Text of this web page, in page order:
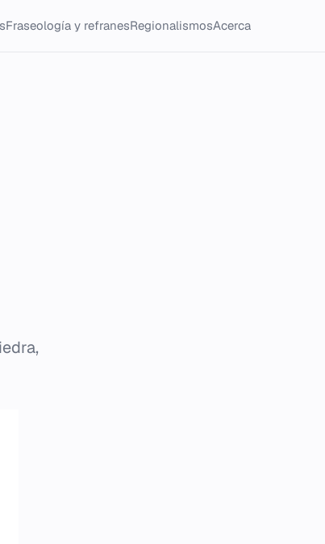
Fraseología y refranesRegionalismosAcerca